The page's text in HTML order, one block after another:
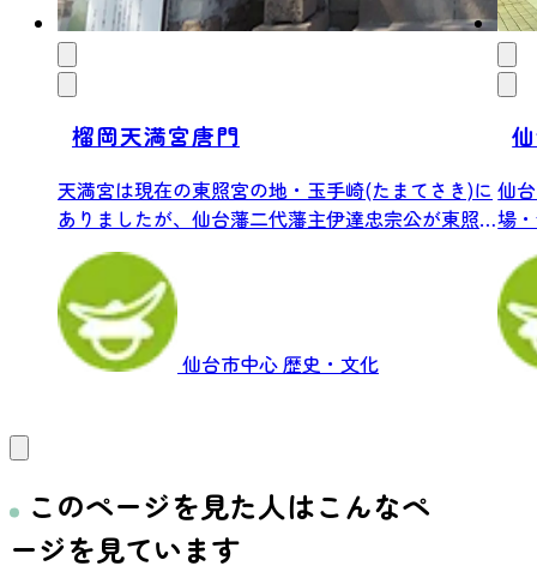
榴岡天満宮唐門
天満宮は現在の東照宮の地・玉手崎(たまてさき)に
ありましたが、仙台藩二代藩主伊達忠宗公が東照
仙台市中心歴史・文化
仙
場
大
このページを見た人はこんなペ
ージを見ています